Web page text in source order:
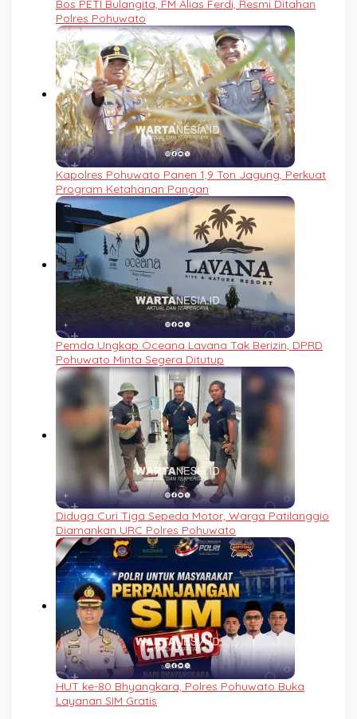
Bos PETI Bulangita, FM Alias Ferdi, Resmi Ditahan
Polres Pohuwato
Kapolres Pohuwato Panen 1,9 Ton Jagung, Perkuat
Program Ketahanan Pangan
Pemda Ungkap Oceana Lavana Tak Berizin, DPRD
Pohuwato Minta Segera Ditutup
Diduga Curi Tiga Sepeda Motor, Warga Patilanggio
Diamankan URC Polres Pohuwato
HUT ke-80 Bhyangkara, Polres Pohuwato Buka
Layanan SIM Gratis